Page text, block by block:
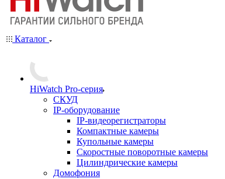
Каталог
HiWatch Pro-серия
CКУД
IP-оборудование
IP-видеорегистраторы
Компактные камеры
Купольные камеры
Скоростные поворотные камеры
Цилиндрические камеры
Домофония